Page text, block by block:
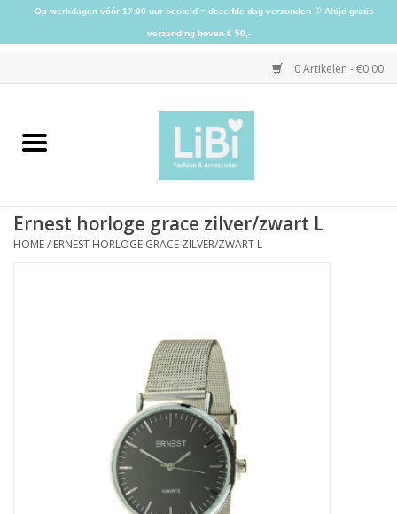
0 Artikelen - €0,00
Home
Kleding
Ernest horloge grace zilver/zwart L
HOME/ ERNEST HORLOGE GRACE ZILVER/ZWART L
Op werkdagen vóór 17:00 uur besteld = dezelfde dag verzonden ♡ Altijd gratis
verzending boven € 50,-